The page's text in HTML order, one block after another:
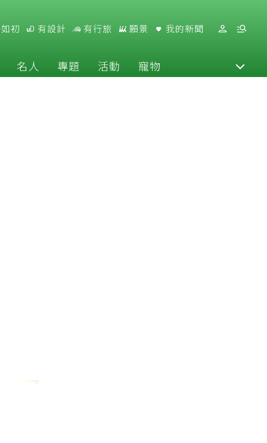
初 有設計 有行旅 願景 我的新聞
名人 專題 活動 寵物